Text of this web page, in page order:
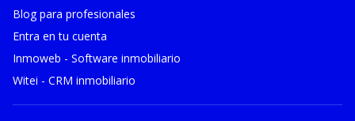
Blog para profesionales
Entra en tu cuenta
Inmoweb - Software inmobiliario
Witei - CRM inmobiliario